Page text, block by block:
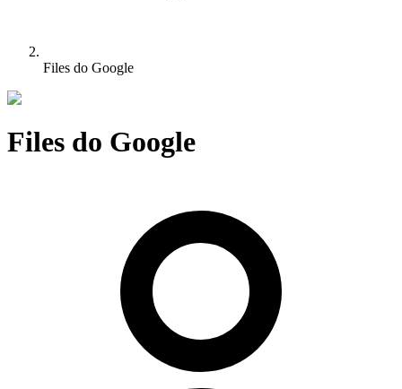
Files do Google
Files do Google